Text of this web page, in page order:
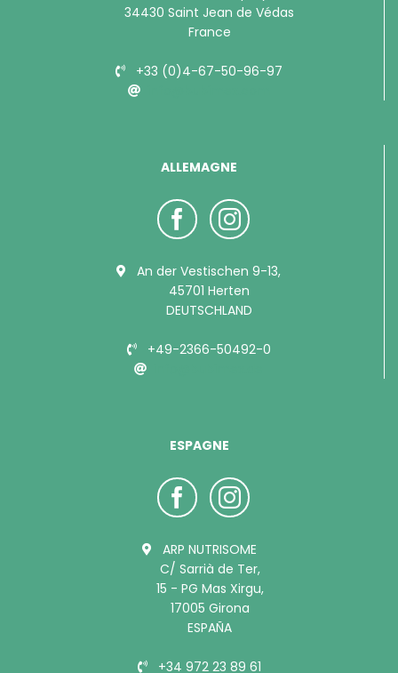
34430 Saint Jean de Védas
France
+33 (0)4-67-50-96-97
ALLEMAGNE
An der Vestischen 9-13,
45701 Herten
DEUTSCHLAND
+49-2366-50492-0
ESPAGNE
ARP NUTRISOME
C/ Sarrià de Ter,
15 - PG Mas Xirgu,
17005 Girona
ESPAÑA
+34 972 23 89 61